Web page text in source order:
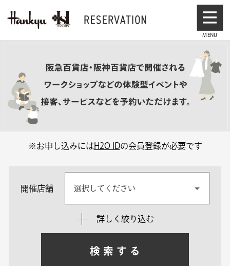
※お申し込みにはH2O IDの会員登録が必要です
開催店舗 選択してください
詳しく絞り込む
検索する